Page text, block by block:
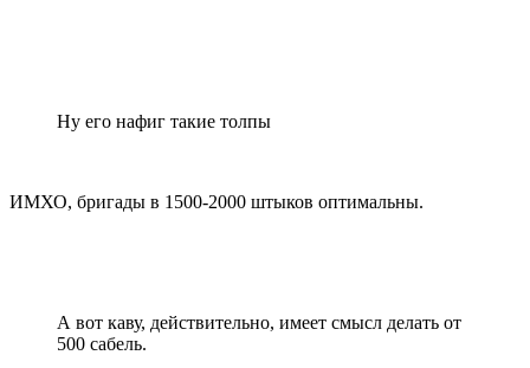
Ну его нафиг такие толпы
ИМХО, бригады в 1500-2000 штыков оптимальны.
А вот каву, действительно, имеет смысл делать от
500 сабель.